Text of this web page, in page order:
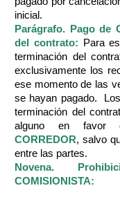
inicial.
Parágrafo. Pago de
del contrato: Para
terminación del
exclusivamente los
ese momento de las
se hayan pagado.
terminación del
alguno en
CORREDOR, salvo
entre las partes.
Novena.
COMISIONISTA: